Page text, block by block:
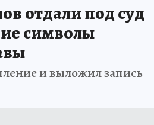
отдали под суд
символы
и выложил запись